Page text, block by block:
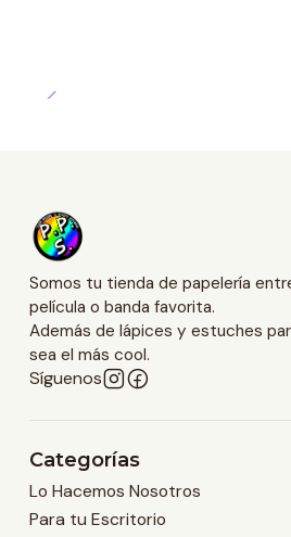
Somos tu tienda de papelería
película o banda favorita.
Además de lápices y estuches
sea el más cool.
Síguenos
Categorías
Lo Hacemos Nosotros
Para tu Escritorio